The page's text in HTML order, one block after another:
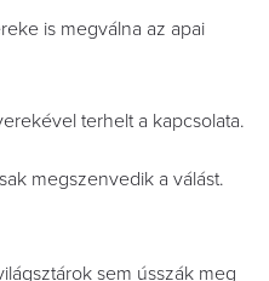
is megválna az apai
terhelt a kapcsolata.
megszenvedik a válást.
sem ússzák meg